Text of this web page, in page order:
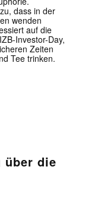
dass in der
wenden
auf die
Investor-Day,
Zeiten
Tee trinken.
über die